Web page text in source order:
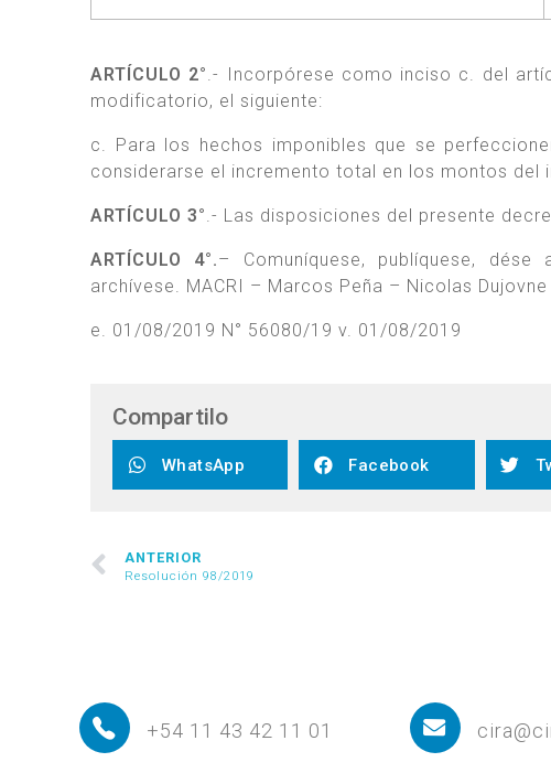
ARTÍCULO 2°.- Incorpórese como inciso c. del
modificatorio, el siguiente:
c. Para los hechos imponibles que se
considerarse el incremento total en los montos del
ARTÍCULO 3°.- Las disposiciones del presente
ARTÍCULO 4°.– Comuníquese, publíquese, dése
archívese. MACRI – Marcos Peña – Nicolas Dujovne
e. 01/08/2019 N° 56080/19 v. 01/08/2019
Compartilo
WhatsApp Facebook
ANTERIOR
Resolución 98/2019
+54 11 43 42 11 01